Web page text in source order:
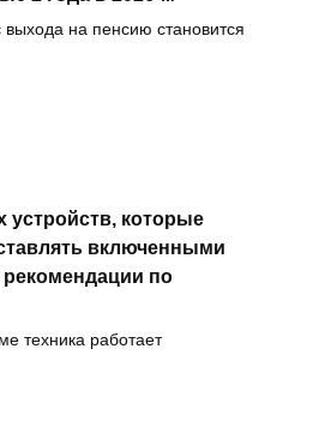
на пенсию становится
устройств, которые
включенными
рекомендации по
техника работает